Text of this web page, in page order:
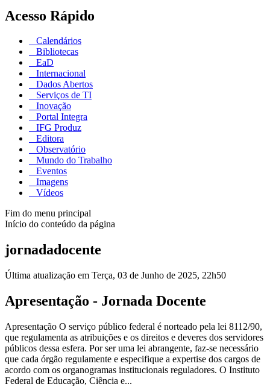
Acesso Rápido
Calendários
Bibliotecas
EaD
Internacional
Dados Abertos
Serviços de TI
Inovação
Portal Integra
IFG Produz
Editora
Observatório
Mundo do Trabalho
Eventos
Imagens
Vídeos
Fim do menu principal
Início do conteúdo da página
jornadadocente
Última atualização em Terça, 03 de Junho de 2025, 22h50
Apresentação - Jornada Docente
Apresentação O serviço público federal é norteado pela lei 8112/90,
que regulamenta as atribuições e os direitos e deveres dos servidores
públicos dessa esfera. Por ser uma lei abrangente, faz-se necessário
que cada órgão regulamente e especifique a expertise dos cargos de
acordo com os organogramas institucionais reguladores. O Instituto
Federal de Educação, Ciência e...